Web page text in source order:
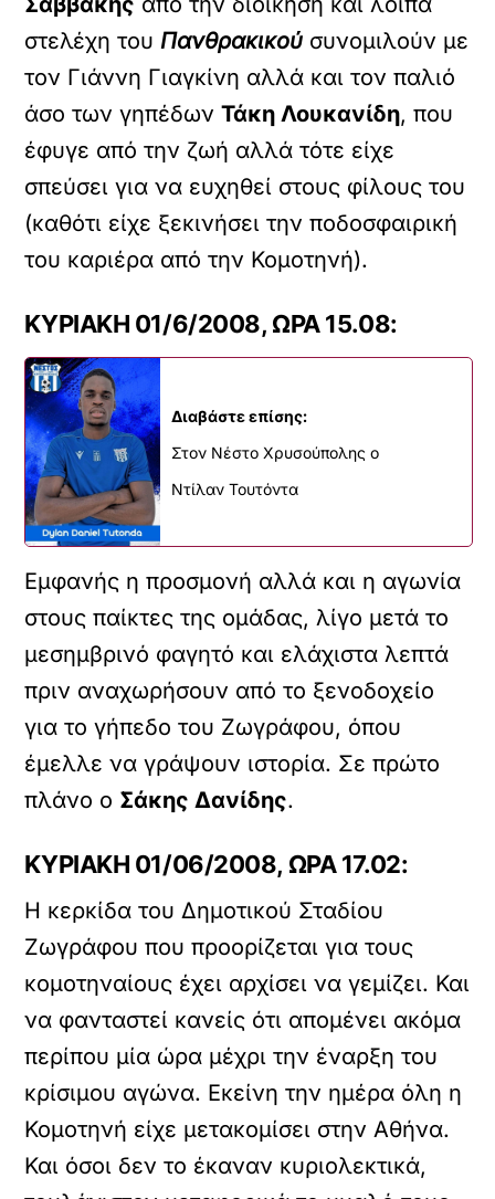
στελέχη τουΠανθρακικού συνομιλούν με
τον Γιάννη Γιαγκίνη αλλά και τον παλιό
άσο των γηπέδωνΤάκη Λουκανίδη, που
έφυγε από την ζωή αλλά τότε είχε
σπεύσει για να ευχηθεί στους φίλους του
(καθότι είχε ξεκινήσει την ποδοσφαιρική
του καριέρα από την Κομοτηνή).
ΚΥΡΙΑΚΗ 01/6/2008, ΩΡΑ 15.08:
Διαβάστε επίσης:
Στον Νέστο Χρυσούπολης ο
Ντίλαν Τουτόντα
Εμφανής η προσμονή αλλά και η αγωνία
στους παίκτες της ομάδας, λίγο μετά το
μεσημβρινό φαγητό και ελάχιστα λεπτά
πριν αναχωρήσουν από το ξενοδοχείο
για το γήπεδο του Ζωγράφου, όπου
έμελλε να γράψουν ιστορία. Σε πρώτο
πλάνο ο Σάκης Δανίδης.
ΚΥΡΙΑΚΗ 01/06/2008, ΩΡΑ 17.02:
Η κερκίδα του Δημοτικού Σταδίου
Ζωγράφου που προορίζεται για τους
κομοτηναίους έχει αρχίσει να γεμίζει. Και
να φανταστεί κανείς ότι απομένει ακόμα
περίπου μία ώρα μέχρι την έναρξη του
κρίσιμου αγώνα. Εκείνη την ημέρα όλη η
Κομοτηνή είχε μετακομίσει στην Αθήνα.
Και όσοι δεν το έκαναν κυριολεκτικά,